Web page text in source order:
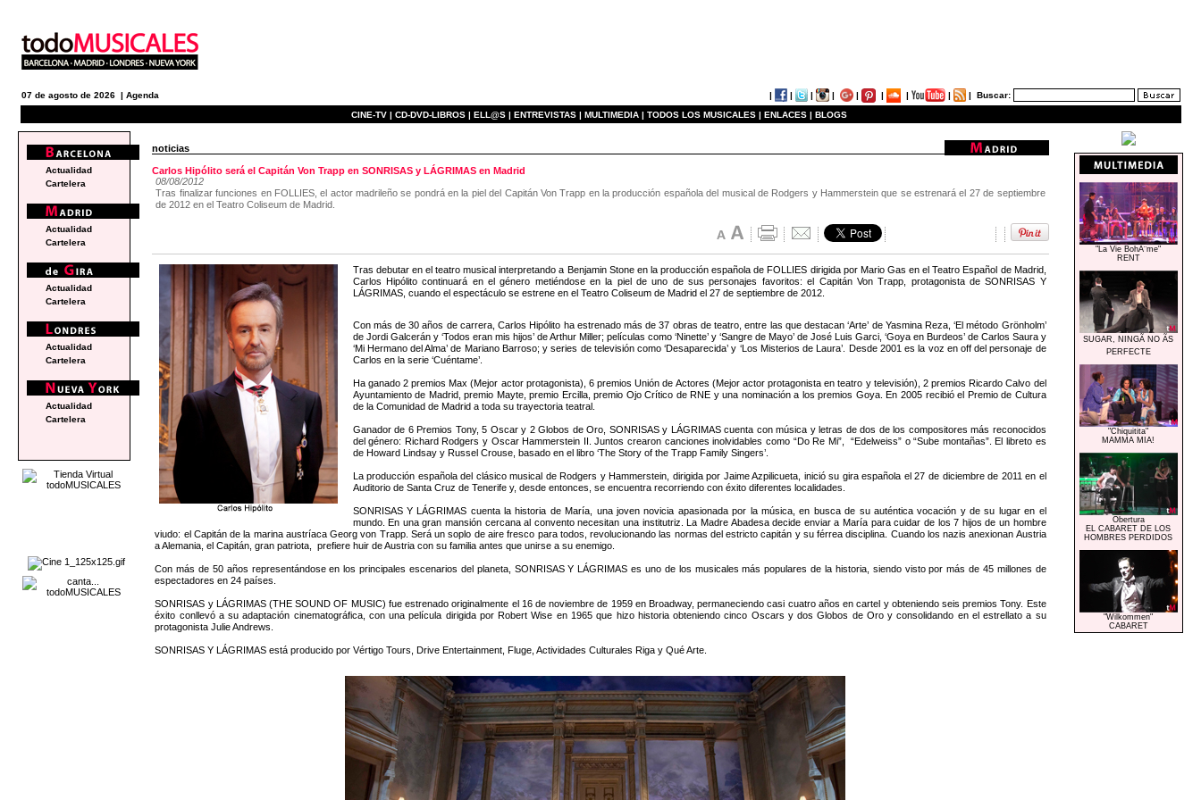
07 de agosto de 2026 | Agenda | | | | | | | | | Buscar:
CINE-TV | CD-DVD-LIBROS | ELL@S | ENTREVISTAS | MULTIMEDIA | TODOS LOS MUSICALES | ENLACES | BLOGS
noticias
Carlos Hipólito será el Capitán Von Trapp en SONRISAS y LÁGRIMAS en Madrid
08/08/2012
Tras finalizar funciones en FOLLIES, el actor madrileño se pondrá en la piel del Capitán Von Trapp en la producción española del musical de Rodgers y Hammerstein que se estrenará el 27 de septiembre
de 2012 en el Teatro Coliseum de Madrid.
Tras debutar en el teatro musical interpretando a Benjamin Stone en la producción española de FOLLIES dirigida por Mario Gas en el Teatro Español de Madrid,
Carlos Hipólito continuará en el género metiéndose en la piel de uno de sus personajes favoritos: el Capitán Von Trapp, protagonista de SONRISAS Y
LÁGRIMAS, cuando el espectáculo se estrene en el Teatro Coliseum de Madrid el 27 de septiembre de 2012.
Con más de 30 años de carrera, Carlos Hipólito ha estrenado más de 37 obras de teatro, entre las que destacan ‘Arte’ de Yasmina Reza, ‘El método Grönholm’
de Jordi Galcerán y ‘Todos eran mis hijos’ de Arthur Miller; películas como ‘Ninette’ y ‘Sangre de Mayo’ de José Luis Garci, ‘Goya en Burdeos’ de Carlos Saura y
‘Mi Hermano del Alma’ de Mariano Barroso; y series de televisión como ‘Desaparecida’ y ‘Los Misterios de Laura’. Desde 2001 es la voz en off del personaje de
Carlos en la serie ‘Cuéntame’.
Ha ganado 2 premios Max (Mejor actor protagonista), 6 premios Unión de Actores (Mejor actor protagonista en teatro y televisión), 2 premios Ricardo Calvo del
Ayuntamiento de Madrid, premio Mayte, premio Ercilla, premio Ojo Crítico de RNE y una nominación a los premios Goya. En 2005 recibió el Premio de Cultura
de la Comunidad de Madrid a toda su trayectoria teatral.
Ganador de 6 Premios Tony, 5 Oscar y 2 Globos de Oro, SONRISAS y LÁGRIMAS cuenta con música y letras de dos de los compositores más reconocidos
del género: Richard Rodgers y Oscar Hammerstein II. Juntos crearon canciones inolvidables como “Do Re Mi”, “Edelweiss” o “Sube montañas”. El libreto es
de Howard Lindsay y Russel Crouse, basado en el libro ‘The Story of the Trapp Family Singers’.
La producción española del clásico musical de Rodgers y Hammerstein, dirigida por Jaime Azpilicueta, inició su gira española el 27 de diciembre de 2011 en el
Auditorio de Santa Cruz de Tenerife y, desde entonces, se encuentra recorriendo con éxito diferentes localidades.
SONRISAS Y LÁGRIMAS cuenta la historia de María, una joven novicia apasionada por la música, en busca de su auténtica vocación y de su lugar en el
mundo. En una gran mansión cercana al convento necesitan una institutriz. La Madre Abadesa decide enviar a María para cuidar de los 7 hijos de un hombre
viudo: el Capitán de la marina austríaca Georg von Trapp. Será un soplo de aire fresco para todos, revolucionando las normas del estricto capitán y su férrea disciplina. Cuando los nazis anexionan Austria
a Alemania, el Capitán, gran patriota, prefiere huir de Austria con su familia antes que unirse a su enemigo.
Con más de 50 años representándose en los principales escenarios del planeta, SONRISAS Y LÁGRIMAS es uno de los musicales más populares de la historia, siendo visto por más de 45 millones de
espectadores en 24 países.
SONRISAS y LÁGRIMAS (THE SOUND OF MUSIC) fue estrenado originalmente el 16 de noviembre de 1959 en Broadway, permaneciendo casi cuatro años en cartel y obteniendo seis premios Tony. Este
éxito conllevó a su adaptación cinematográfica, con una película dirigida por Robert Wise en 1965 que hizo historia obteniendo cinco Oscars y dos Globos de Oro y consolidando en el estrellato a su
protagonista Julie Andrews.
SONRISAS Y LÁGRIMAS está producido por Vértigo Tours, Drive Entertainment, Fluge, Actividades Culturales Riga y Qué Arte.
Actualidad
Cartelera
Actualidad
Cartelera
Actualidad
Cartelera
Actualidad
Cartelera
Actualidad
Cartelera
"La Vie BohÃ¨me"
RENT
SUGAR, NINGÃ NO ÃS
PERFECTE
"Chiquitita"
MAMMA MIA!
Obertura
EL CABARET DE LOS
HOMBRES PERDIDOS
"Wilkommen"
CABARET